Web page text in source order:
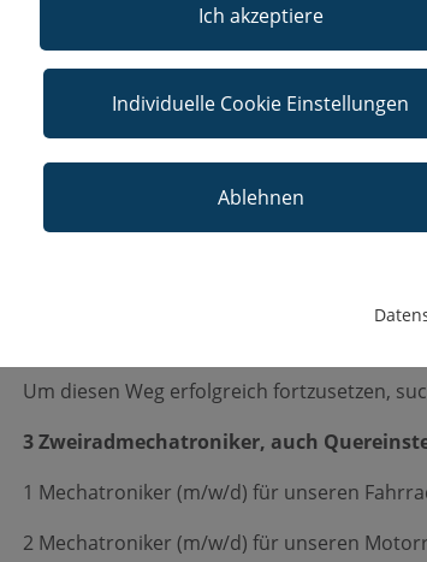
Ich akzeptiere
Individuelle Cookie Einstellungen
Ablehnen
Ihr Arbeitsplatz mit einer dauerhaften
Wir suchen 2 Rad
Team Vahrenkamp blickt in die Zukunft
Fahrradbetrieb setzen wir auf neue,
Um diesen Weg erfolgreich fortzusetzen,
3 Zweiradmechatroniker, auch
1 Mechatroniker (m/w/d) für unseren
2 Mechatroniker (m/w/d) für unseren